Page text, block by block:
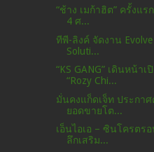
“ช้าง เมก้าฮิต” ครั้งแ
4 ศ...
ทีพี-ลิงค์ จัดงาน Evolve
Soluti...
“KS GANG” เดินหน้า
“Rozy Chi...
มั่นคงแก็ดเจ็ท ประกา
ยอดขายโต...
เอ็นไอเอ – ซินโครตร
ลึกเสริม...